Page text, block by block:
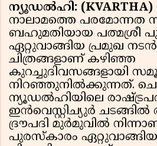
ന്യൂഡൽഹി: (KVARTHA)
നാലാമത്തെ പരമോന്നത
ബഹുമതിയായ പത്മശ്രീ
ഏറ്റുവാങ്ങിയ പ്രമുഖ
ചിത്രങ്ങളാണ് കഴിഞ്ഞ
കുറച്ചുദിവസങ്ങളായി
നിറഞ്ഞുനിൽക്കുന്നത്.
ന്യൂഡൽഹിയിലെ
ഇൻവെസ്റ്റിച്യുർ ചടങ്ങിൽ
ദ്രൗപദി മുർമുവിൽ
പുരസ്കാരം